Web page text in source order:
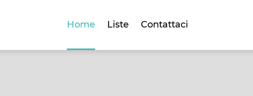
Home Liste Contattaci